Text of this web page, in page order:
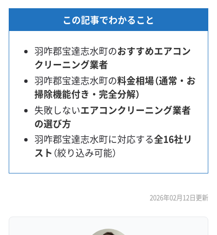
この記事でわかること
羽咋郡宝達志水町のおすすめエアコン
クリーニング業者
羽咋郡宝達志水町の料金相場（通常・お
掃除機能付き・完全分解）
失敗しないエアコンクリーニング業者
の選び方
羽咋郡宝達志水町に対応する全16社リ
スト （絞り込み可能）
2026年02月12日更新